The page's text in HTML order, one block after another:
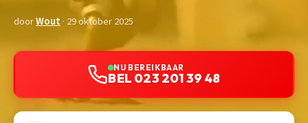
doorWout· 29 oktober 2025
NU BEREIKBAAR
BEL 023 201 39 48